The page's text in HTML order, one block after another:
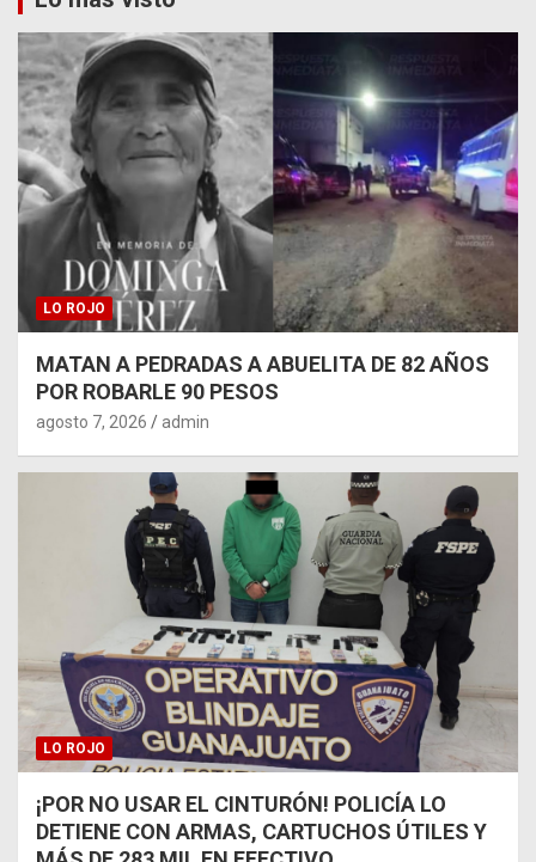
LO ROJO
MATAN A PEDRADAS A ABUELITA DE 82 AÑOS
POR ROBARLE 90 PESOS
agosto 7, 2026 admin
LO ROJO
¡POR NO USAR EL CINTURÓN! POLICÍA LO
DETIENE CON ARMAS, CARTUCHOS ÚTILES Y